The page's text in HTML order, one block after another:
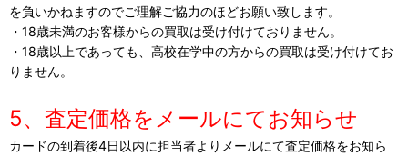
を負いかねますのでご理解ご協力のほどお願い致します。
・18歳未満のお客様からの買取は受け付けておりません。
・18歳以上であっても、高校在学中の方からの買取は受け付けてお
りません。
5、査定価格をメールにてお知らせ
カードの到着後4日以内に担当者よりメールにて査定価格をお知ら